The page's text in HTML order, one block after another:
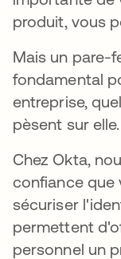
produit, vous
Mais un pare-
fondamental
entreprise,
pèsent sur
Chez Okta,
confiance que
sécuriser
permettent
personnel un